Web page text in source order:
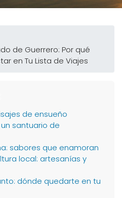
de Guerrero: Por qué
en Tu Lista de Viajes
de ensueño
santuario de
sabores que enamoran
local: artesanías y
dónde quedarte en tu